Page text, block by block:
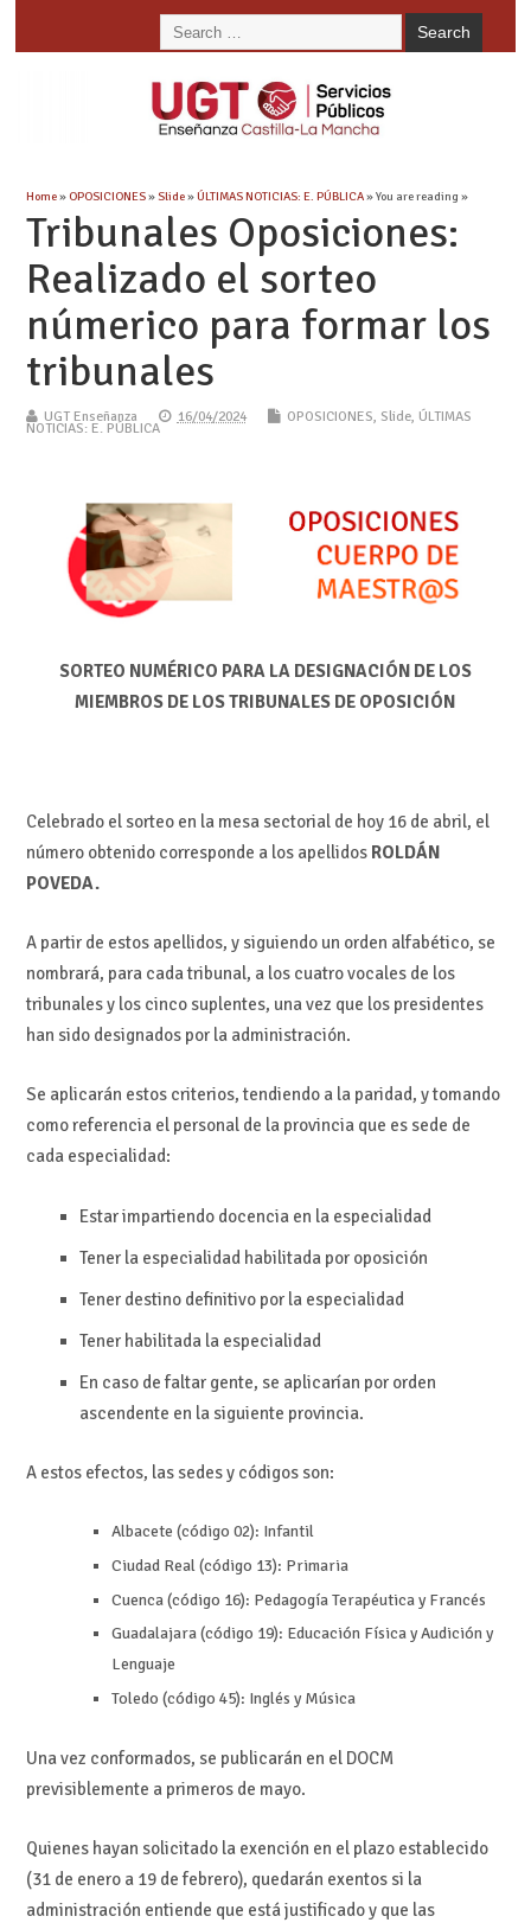
Home» OPOSICIONES»Slide»ÚLTIMAS NOTICIAS: E. PÚBLICA» You are reading »
Tribunales Oposiciones:
Realizado el sorteo
númerico para formar los
tribunales
UGT Enseñanza 16/04/2024 OPOSICIONES, Slide, ÚLTIMAS
NOTICIAS: E. PÚBLICA
SORTEO NUMÉRICO PARA LA DESIGNACIÓN DE LOS
MIEMBROS DE LOS TRIBUNALES DE OPOSICIÓN
Celebrado el sorteo en la mesa sectorial de hoy 16 de abril, el
número obtenido corresponde a los apellidos ROLDÁN
POVEDA.
A partir de estos apellidos, y siguiendo un orden alfabético, se
nombrará, para cada tribunal, a los cuatro vocales de los
tribunales y los cinco suplentes, una vez que los presidentes
han sido designados por la administración.
Se aplicarán estos criterios, tendiendo a la paridad, y tomando
como referencia el personal de la provincia que es sede de
cada especialidad:
Estar impartiendo docencia en la especialidad
Tener la especialidad habilitada por oposición
Tener destino definitivo por la especialidad
Tener habilitada la especialidad
En caso de faltar gente, se aplicarían por orden
ascendente en la siguiente provincia.
A estos efectos, las sedes y códigos son:
Albacete (código 02): Infantil
Ciudad Real (código 13): Primaria
Cuenca (código 16): Pedagogía Terapéutica y Francés
Guadalajara (código 19): Educación Física y Audición y
Lenguaje
Toledo (código 45): Inglés y Música
Una vez conformados, se publicarán en el DOCM
previsiblemente a primeros de mayo.
Quienes hayan solicitado la exención en el plazo establecido
(31 de enero a 19 de febrero), quedarán exentos si la
administración entiende que está justificado y que las